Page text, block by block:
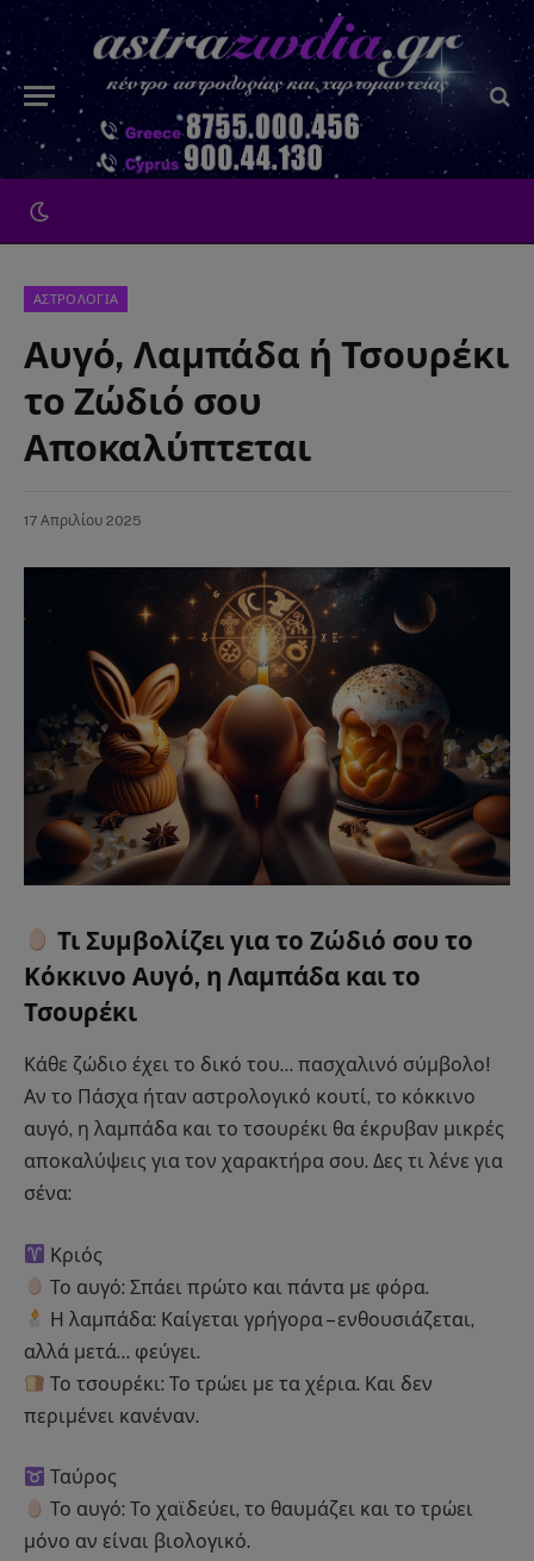
ΑΣΤΡΟΛΟΓΙΑ
Αυγό, Λαμπάδα ή Τσουρέκι
το Ζώδιό σου
Αποκαλύπτεται
17 Απριλίου 2025
Τι Συμβολίζει για το Ζώδιό σου το
Κόκκινο Αυγό, η Λαμπάδα και το
Τσουρέκι
Κάθε ζώδιο έχει το δικό του… πασχαλινό σύμβολο!
Αν το Πάσχα ήταν αστρολογικό κουτί, το κόκκινο
αυγό, η λαμπάδα και το τσουρέκι θα έκρυβαν μικρές
αποκαλύψεις για τον χαρακτήρα σου. Δες τι λένε για
σένα:
Κριός
Το αυγό: Σπάει πρώτο και πάντα με φόρα.
Η λαμπάδα: Καίγεται γρήγορα – ενθουσιάζεται,
αλλά μετά… φεύγει.
Το τσουρέκι: Το τρώει με τα χέρια. Και δεν
περιμένει κανέναν.
Ταύρος
Το αυγό: Το χαϊδεύει, το θαυμάζει και το τρώει
μόνο αν είναι βιολογικό.